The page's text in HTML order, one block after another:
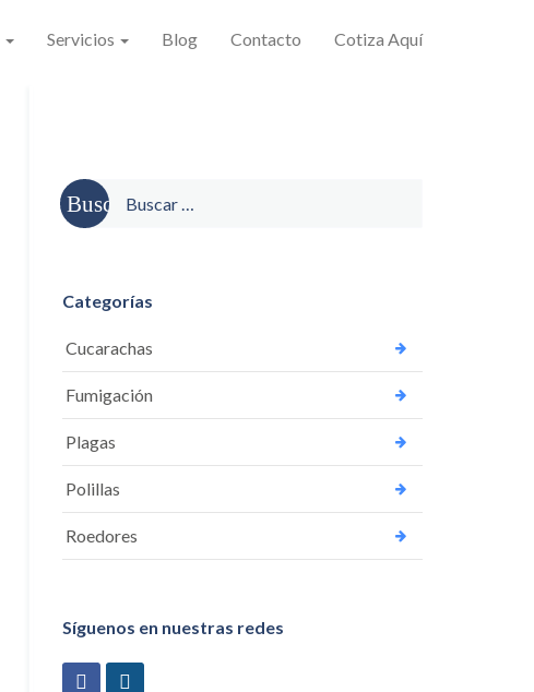
Servicios Blog Contacto Cotiza Aquí
Categorías
Cucarachas
Fumigación
Plagas
Polillas
Roedores
Síguenos en nuestras redes